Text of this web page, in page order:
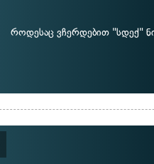
როდესაც ვჩერდებით "სდექ"